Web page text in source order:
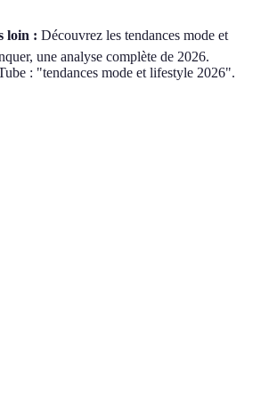
loin : Découvrez les tendances mode et
une analyse complète de 2026.
: "tendances mode et lifestyle 2026".